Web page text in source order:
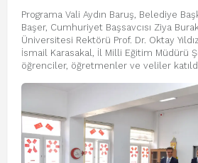
Programa Vali Aydın Baruş, Belediye
Başer, Cumhuriyet Başsavcısı Ziya
Üniversitesi Rektörü Prof. Dr. Oktay
İsmail Karasakal, İl Milli Eğitim Müdürü
öğrenciler, öğretmenler ve veliler